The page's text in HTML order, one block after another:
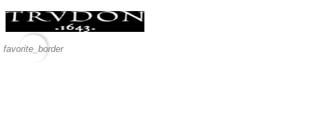
favorite_border